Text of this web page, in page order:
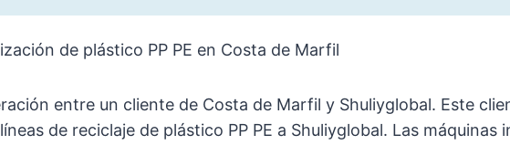
de plástico PP PE en Costa de Marfil
entre un cliente de Costa de Marfil y Shuliyglobal. Este
de reciclaje de plástico PP PE a Shuliyglobal. Las máquinas